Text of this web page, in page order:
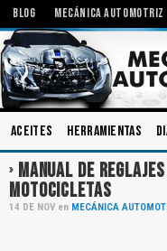
BLOG MECÁNICA AUTOMOTRIZ
Aceites Herramientas
MANUAL DE
MOTOCICLETAS
14 DE NOV en MECÁNICA